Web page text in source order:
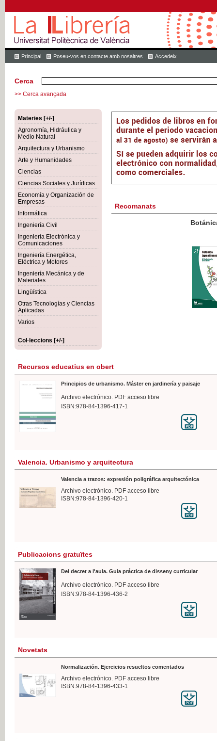
Principal Poseu-vos en contacte amb nosaltres Accedeix
Cerca
>> Cerca avançada
Materies [+/-]
Agronomía, Hidráulica y
Medio Natural
Arquitectura y Urbanismo
Arte y Humanidades
Ciencias
Ciencias Sociales y Jurídicas
Economía y Organización de
Empresas
Informática
Ingeniería Civil
Ingeniería Electrónica y
Comunicaciones
Ingeniería Energética,
Eléctrica y Motores
Ingeniería Mecánica y de
Materiales
Lingüística
Otras Tecnologías y Ciencias
Aplicadas
Varios
Col·leccions [+/-]
Recomanats
Botánica Agroalimentaria
IVA
Recursos educatius en obert
Principios de urbanismo. Máster en jardinería y paisaje
Archivo electrónico. PDF acceso libre
ISBN:978-84-1396-417-1
Valencia. Urbanismo y arquitectura
Valencia a trazos: expresión poligráfica arquitectónica
Archivo electrónico. PDF acceso libre
ISBN:978-84-1396-420-1
Publicacions gratuïtes
Del decret a l'aula. Guia práctica de disseny curricular
Archivo electrónico. PDF acceso libre
ISBN:978-84-1396-436-2
Novetats
Normalización. Ejercicios resueltos comentados
Archivo electrónico. PDF acceso libre
ISBN:978-84-1396-433-1